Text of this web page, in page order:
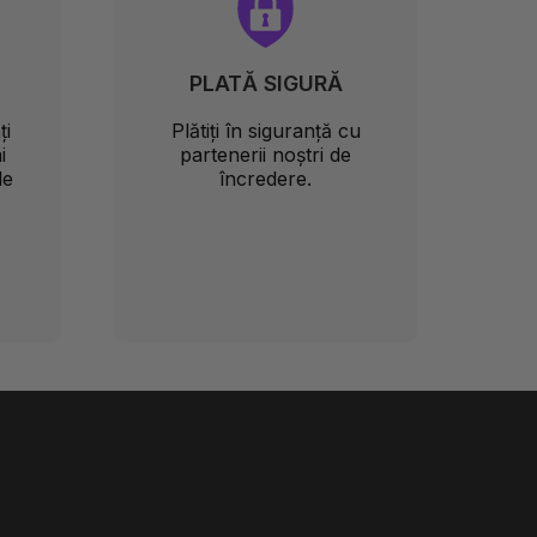
PLATĂ SIGURĂ
Plătiți în siguranță cu
partenerii noștri de
încredere.